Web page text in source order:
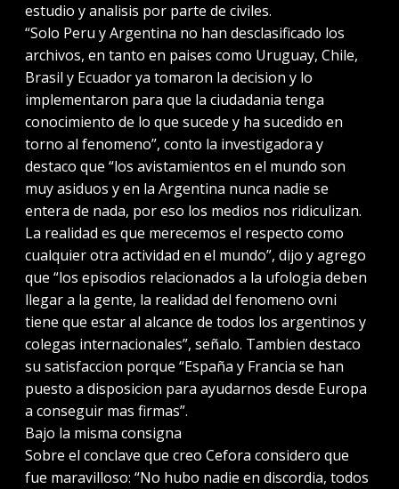
estudio y analisis por parte de civiles.
“Solo Peru y Argentina no han desclasificado los
archivos, en tanto en paises como Uruguay, Chile,
Brasil y Ecuador ya tomaron la decision y lo
implementaron para que la ciudadania tenga
conocimiento de lo que sucede y ha sucedido en
torno al fenomeno”, conto la investigadora y
destaco que “los avistamientos en el mundo son
muy asiduos y en la Argentina nunca nadie se
entera de nada, por eso los medios nos ridiculizan.
La realidad es que merecemos el respecto como
cualquier otra actividad en el mundo”, dijo y agrego
que “los episodios relacionados a la ufologia deben
llegar a la gente, la realidad del fenomeno ovni
tiene que estar al alcance de todos los argentinos y
colegas internacionales”, señalo. Tambien destaco
su satisfaccion porque “España y Francia se han
puesto a disposicion para ayudarnos desde Europa
a conseguir mas firmas”.
Bajo la misma consigna
Sobre el conclave que creo Cefora considero que
fue maravilloso: “No hubo nadie en discordia, todos